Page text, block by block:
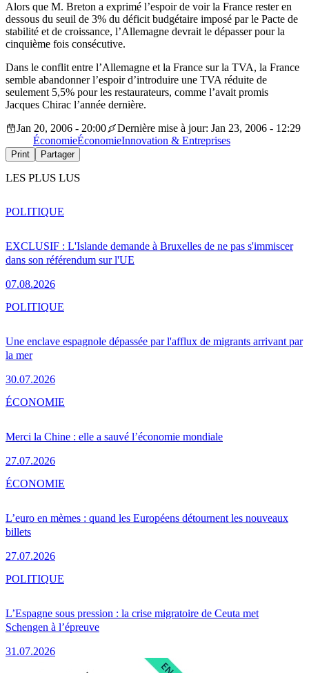
Alors que M. Breton a exprimé l’espoir de voir la France rester en
dessous du seuil de 3% du déficit budgétaire imposé par le Pacte de
stabilité et de croissance, l’Allemagne devrait le dépasser pour la
cinquième fois consécutive.
Dans le conflit entre l’Allemagne et la France sur la TVA, la France
semble abandonner l’espoir d’introduire une TVA réduite de
seulement 5,5% pour les restaurateurs, comme l’avait promis
Jacques Chirac l’année dernière.
Jan 20, 2006 - 20:00
Dernière mise à jour: Jan 23, 2006 - 12:29
ÉconomieÉconomieInnovation & Entreprises
Print Partager
LES PLUS LUS
EXCLUSIF : L'Islande demande à Bruxelles de ne pas s'immiscer
dans son référendum sur l'UE
07.08.2026
POLITIQUE
Une enclave espagnole dépassée par l'afflux de migrants arrivant par
la mer
30.07.2026
POLITIQUE
Merci la Chine : elle a sauvé l’économie mondiale
27.07.2026
ÉCONOMIE
L’euro en mèmes : quand les Européens détournent les nouveaux
billets
27.07.2026
ÉCONOMIE
L’Espagne sous pression : la crise migratoire de Ceuta met
Schengen à l’épreuve
31.07.2026
POLITIQUE